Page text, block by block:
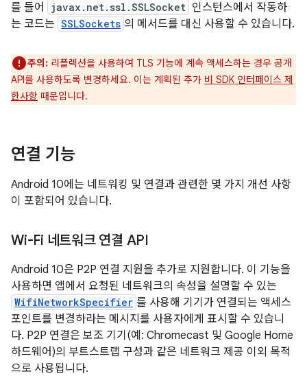
를 들어
javax.net.ssl.SSLSocket 인스턴스에서 작동하
는 코드는 SSLSockets 의 메서드를 대신 사용할 수 있습니다.
주의: 리플렉션을 사용하여 TLS 기능에 계속 액세스하는 경우 공개
API를 사용하도록 변경하세요. 이는 계획된 추가 비 SDK 인터페이스 제
한사항 때문입니다.
연결 기능
Android 10에는 네트워킹 및 연결과 관련한 몇 가지 개선 사항
이 포함되어 있습니다.
Wi-Fi 네트워크 연결 API
Android 10은 P2P 연결 지원을 추가로 지원합니다. 이 기능을
사용하면 앱에서 요청된 네트워크의 속성을 설명할 수 있는
WifiNetworkSpecifier 를 사용해 기기가 연결되는 액세스
포인트를 변경하라는 메시지를 사용자에게 표시할 수 있습니
다. P2P 연결은 보조 기기(예: Chromecast 및 Google Home
하드웨어)의 부트스트랩 구성과 같은 네트워크 제공 이외 목적
으로 사용됩니다.